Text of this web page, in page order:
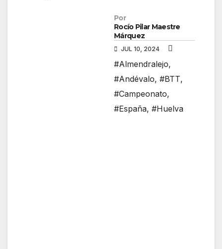
Por
Rocío Pilar Maestre
Márquez
JUL 10, 2024
#Almendralejo,
#Andévalo, #BTT,
#Campeonato,
#España, #Huelva